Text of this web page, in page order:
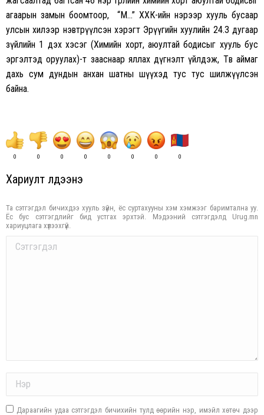
агаарын замын боомтоор, “М…” ХХК-ийн нэрээр хууль бусаар
улсын хилээр нэвтрүүлсэн хэрэгт Эрүүгийн хуулийн 24.3 дугаар
зүйлийн 1 дэх хэсэг (Химийн хорт, аюултай бодисыг хууль бус
эргэлтэд оруулах)-т зааснаар яллах дүгнэлт үйлдэж, Төв аймаг
дахь сум дундын анхан шатны шүүхэд тус тус шилжүүлсэн
байна.
0 0 0 0 0 0 0 0
Хариулт үлдээнэ үү
Та сэтгэгдэл бичихдээ хууль зүйн, ёс суртахууны хэм хэмжээг баримтална уу.
Ёс бус сэтгэгдлийг бид устгах эрхтэй. Мэдээний сэтгэгдэлд Urug.mn
хариуцлага хүлээхгүй.
Comment
Дараагийн удаа сэтгэгдэл бичихийн тулд өөрийн нэр, имэйл хөтөч дээр